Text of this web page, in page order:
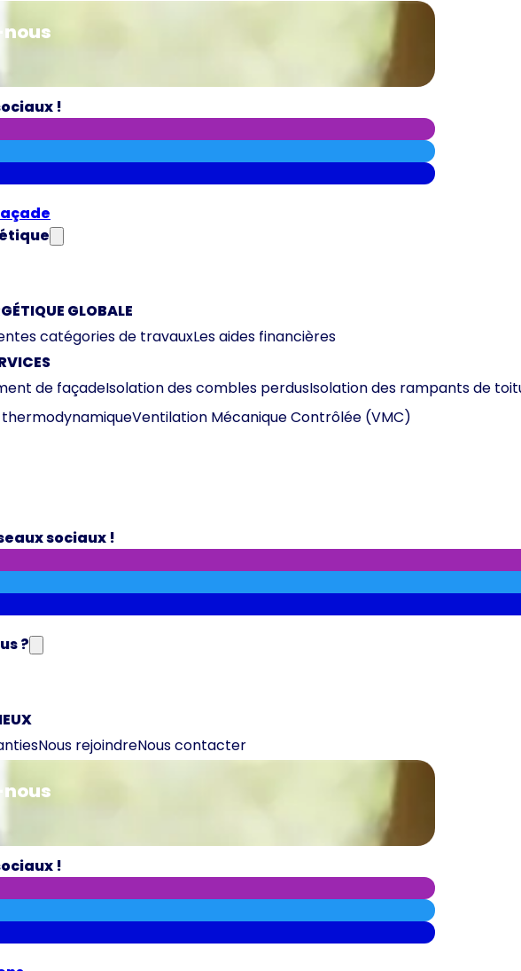
!
GLOBALE
catégories de travauxLes aides financières
de façadeIsolation des combles perdusIsolation des rampants de
thermodynamiqueVentilation Mécanique Contrôlée (VMC)
sociaux !
?
Nous rejoindreNous contacter
!